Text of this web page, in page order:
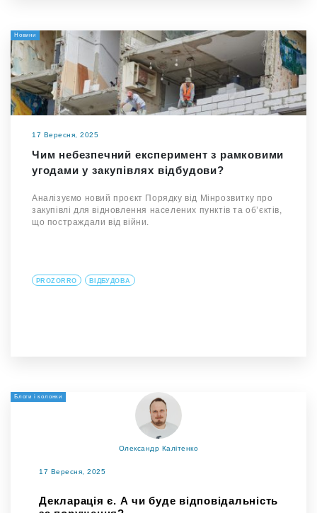
Новини
17 Вересня, 2025
Чим небезпечний експеримент з рамковими
угодами у закупівлях відбудови?
Аналізуємо новий проєкт Порядку від Мінрозвитку про
закупівлі для відновлення населених пунктів та об’єктів,
що постраждали від війни.
PROZORRO ВІДБУДОВА
Блоги і колонки
Олександр Калітенко
17 Вересня, 2025
Декларація є. А чи буде відповідальність